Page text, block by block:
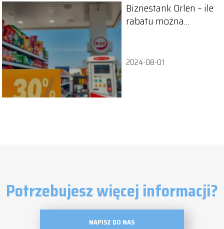
Biznestank Orlen – ile
rabatu można
2024-08-01
Potrzebujesz więcej informacji?
NAPISZ DO NAS